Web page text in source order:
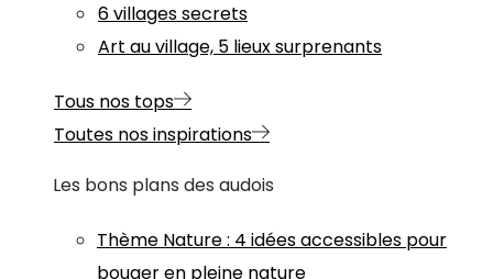
6 villages secrets
Art au village, 5 lieux surprenants
Tous nos tops
Toutes nos inspirations
Les bons plans des audois
Thème Nature: 4 idées accessibles pour
bouger en pleine nature